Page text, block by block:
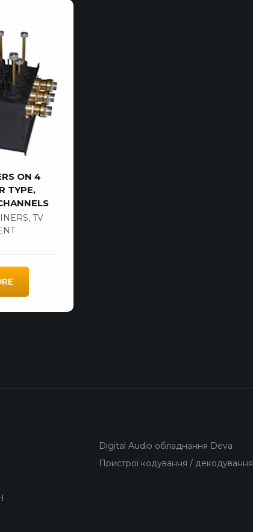
ON 4
TYPE,
, TV
Digital Audio обладнання Deva
Пристрої кодування / декодування